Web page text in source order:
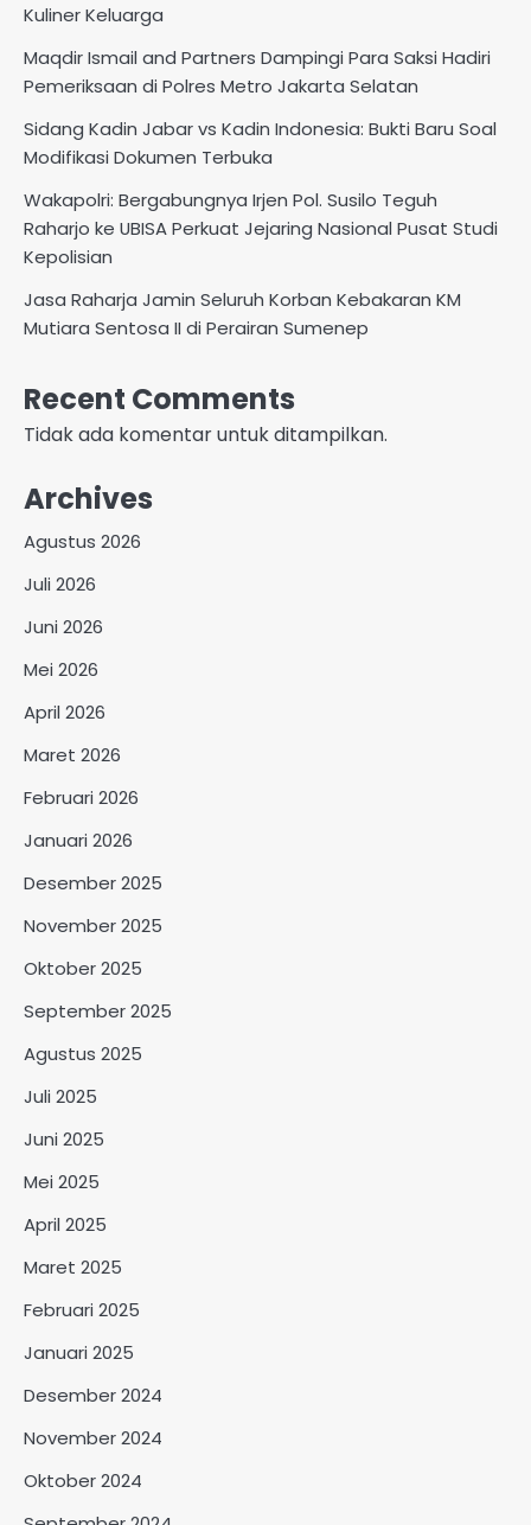
Kuliner Keluarga
Maqdir Ismail and Partners Dampingi Para Saksi Hadiri
Pemeriksaan di Polres Metro Jakarta Selatan
Sidang Kadin Jabar vs Kadin Indonesia: Bukti Baru Soal
Modifikasi Dokumen Terbuka
Wakapolri: Bergabungnya Irjen Pol. Susilo Teguh
Raharjo ke UBISA Perkuat Jejaring Nasional Pusat Studi
Kepolisian
Jasa Raharja Jamin Seluruh Korban Kebakaran KM
Mutiara Sentosa II di Perairan Sumenep
Recent Comments
Tidak ada komentar untuk ditampilkan.
Archives
Agustus 2026
Juli 2026
Juni 2026
Mei 2026
April 2026
Maret 2026
Februari 2026
Januari 2026
Desember 2025
November 2025
Oktober 2025
September 2025
Agustus 2025
Juli 2025
Juni 2025
Mei 2025
April 2025
Maret 2025
Februari 2025
Januari 2025
Desember 2024
November 2024
Oktober 2024